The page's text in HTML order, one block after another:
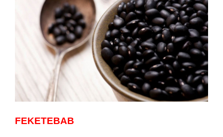
FEKETEBAB